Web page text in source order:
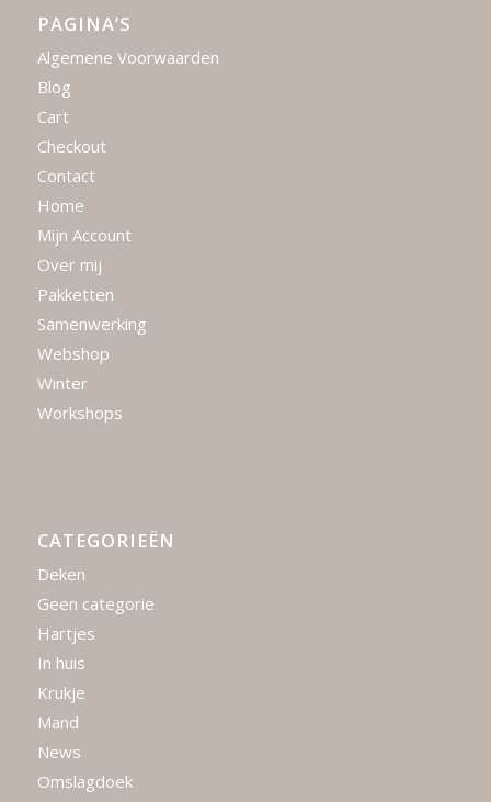
PAGINA’S
Algemene Voorwaarden
Blog
Cart
Checkout
Contact
Home
Mijn Account
Over mij
Pakketten
Samenwerking
Webshop
Winter
Workshops
CATEGORIEËN
Deken
Geen categorie
Hartjes
In huis
Krukje
Mand
News
Omslagdoek